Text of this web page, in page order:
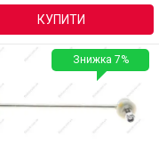
КУПИТИ
Знижка 7%